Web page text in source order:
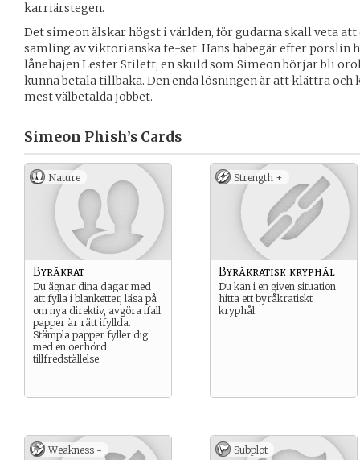
karriärstegen.
Det simeon älskar högst i världen, för gudarna skall veta
samling av viktorianska te-set. Hans habegär efter
lånehajen Lester Stilett, en skuld som Simeon börjar bli
kunna betala tillbaka. Den enda lösningen är att klättra och
mest välbetalda jobbet.
Simeon Phish’s Cards
Nature
Byråkrat
Du ägnar dina dagar med
att fylla i blanketter, läsa på
om nya direktiv, avgöra ifall
papper är rätt ifyllda.
Stämpla papper fyller dig
med en oerhörd
tillfredställelse.
Strength +
Byråkratisk kryphål
Du kan i en given situation
hitta ett byråkratiskt
kryphål.
Weakness - Subplot